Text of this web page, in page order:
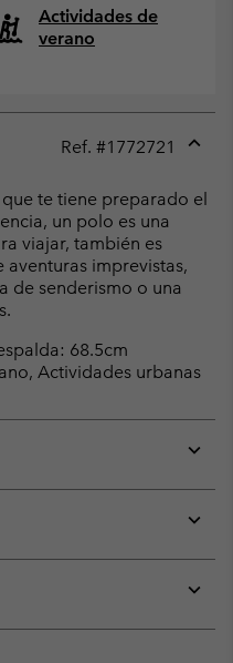
Actividades de
verano
Ref. #1772721
te tiene preparado el
un polo es una
viajar, también es
imprevistas,
de senderismo o una
68.5cm
Actividades urbanas
or
or
or